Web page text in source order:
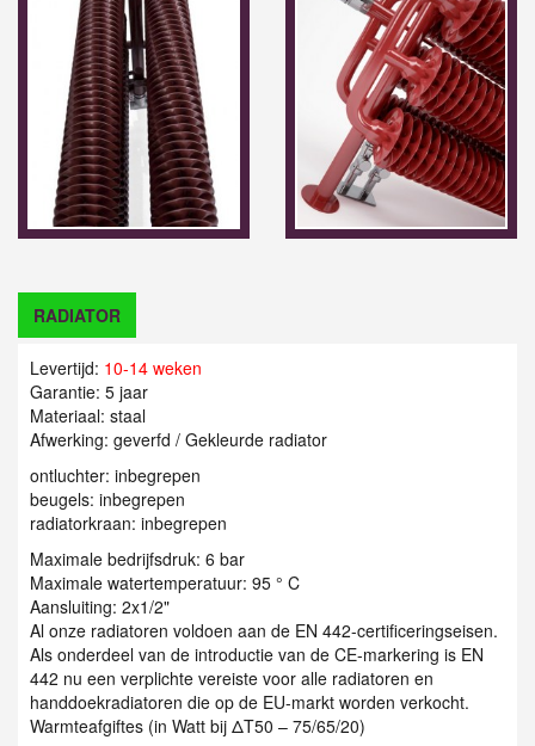
RADIATOR
Levertijd: 10-14 weken
Garantie: 5 jaar
Materiaal: staal
Afwerking: geverfd / Gekleurde radiator
ontluchter: inbegrepen
beugels: inbegrepen
radiatorkraan: inbegrepen
Maximale bedrijfsdruk: 6 bar
Maximale watertemperatuur: 95 ° C
Aansluiting: 2x1/2"
Al onze radiatoren voldoen aan de EN 442-certificeringseisen.
Als onderdeel van de introductie van de CE-markering is EN
442 nu een verplichte vereiste voor alle radiatoren en
handdoekradiatoren die op de EU-markt worden verkocht.
Warmteafgiftes (in Watt bij ΔT50 – 75/65/20)